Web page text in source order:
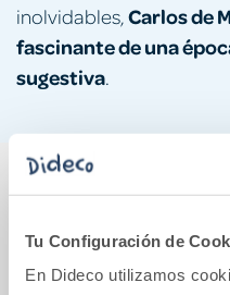
Tu Configuración de
En Dideco utilizamos
inolvidables,Carlos de
fascinante de una
sugestiva.
También